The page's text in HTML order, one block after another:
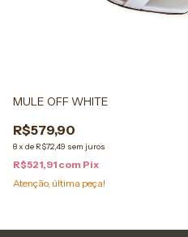
MULE OFF WHITE
R$579,90
8x de R$72,49 sem juros
R$521,91 com Pix
Atenção, última peça!